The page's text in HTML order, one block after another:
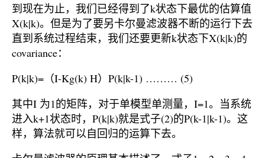
到现在为止，我们已经得到了k状态下最优的估算值
X(k|k)。但是为了要另卡尔曼滤波器不断的运行下去
直到系统过程结束，我们还要更新k状态下X(k|k)的
covariance：
P(k|k)=（I-Kg(k) H）P(k|k-1) ……… (5)
其中I 为1的矩阵，对于单模型单测量，I=1。当系统
进入k+1状态时，P(k|k)就是式子(2)的P(k-1|k-1)。这
样，算法就可以自回归的运算下去。